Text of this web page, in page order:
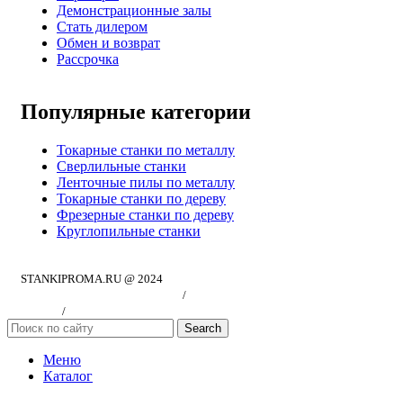
Демонстрационные залы
Стать дилером
Обмен и возврат
Рассрочка
Популярные категории
Токарные станки по металлу
Сверлильные станки
Ленточные пилы по металлу
Токарные станки по дереву
Фрезерные станки по дереву
Круглопильные станки
STANKIPROMA.RU @ 2024
/
/
Search
Меню
Каталог